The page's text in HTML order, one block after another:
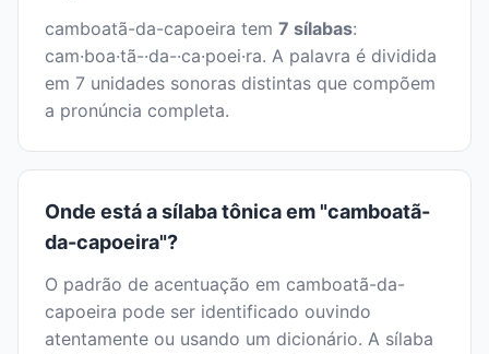
camboatã-da-capoeira tem 7 sílabas:
cam·boa·tã-·da-·ca·poei·ra. A palavra é dividida
em 7 unidades sonoras distintas que compõem
a pronúncia completa.
Onde está a sílaba tônica em "camboatã-
da-capoeira"?
O padrão de acentuação em camboatã-da-
capoeira pode ser identificado ouvindo
atentamente ou usando um dicionário. A sílaba